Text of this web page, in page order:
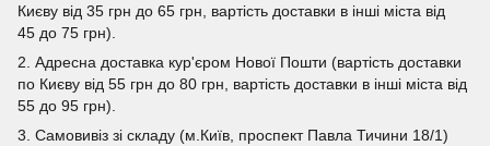
Києву від 35 грн до 65 грн, вартість доставки в інші міста від
45 до 75 грн).
2. Адресна доставка кур'єром Нової Пошти (вартість доставки
по Києву від 55 грн до 80 грн, вартість доставки в інші міста від
55 до 95 грн).
3. Самовивіз зі складу (м.Київ, проспект Павла Тичини 18/1)